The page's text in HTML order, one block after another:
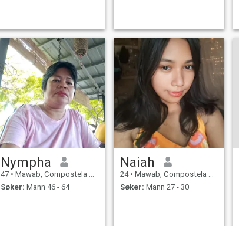
Nympha
47 • Mawab, Compostela Valley, Filippinene
Søker: Mann 46 - 64
Naiah
24 • Mawab, Compostela Valley, Filippinene
Søker: Mann 27 - 30